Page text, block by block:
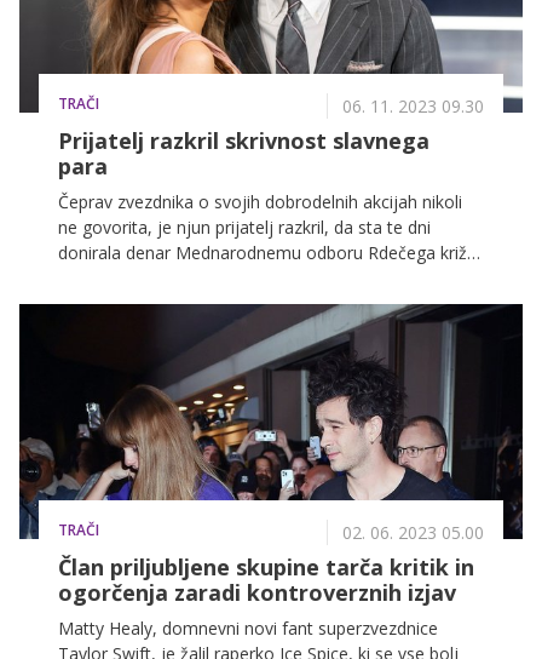
TRAČI 06. 11. 2023 09.30
Prijatelj razkril skrivnost slavnega
para
Čeprav zvezdnika o svojih dobrodelnih akcijah nikoli
ne govorita, je njun prijatelj razkril, da sta te dni
donirala denar Mednarodnemu odboru Rdečega križa
kot osamljen primer njune dobrote.
TRAČI 02. 06. 2023 05.00
Član priljubljene skupine tarča kritik in
ogorčenja zaradi kontroverznih izjav
Matty Healy, domnevni novi fant superzvezdnice
Taylor Swift, je žalil raperko Ice Spice, ki se vse bolj